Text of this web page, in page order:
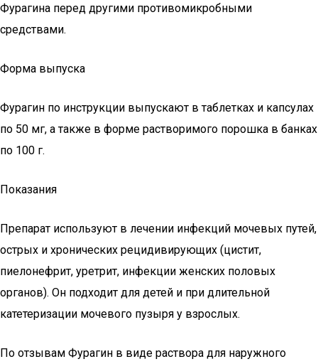
Фурагина перед другими противомикробными
средствами.
Форма выпуска
Фурагин по инструкции выпускают в таблетках и капсулах
по 50 мг, а также в форме растворимого порошка в банках
по 100 г.
Показания
Препарат используют в лечении инфекций мочевых путей,
острых и хронических рецидивирующих (цистит,
пиелонефрит, уретрит, инфекции женских половых
органов). Он подходит для детей и при длительной
катетеризации мочевого пузыря у взрослых.
По отзывам Фурагин в виде раствора для наружного